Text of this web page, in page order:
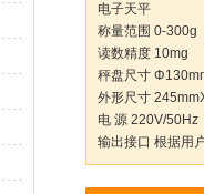
电子天平
称量范围 0-300g
读数精度 10mg
秤盘尺寸
外形尺寸
电 源 220V/50Hz
输出接口 根据用